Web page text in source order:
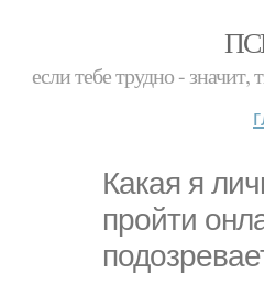
если тебе трудно -
Какая я
пройти